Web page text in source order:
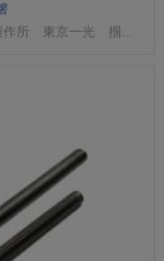
掴箸黒染45mm 017-006